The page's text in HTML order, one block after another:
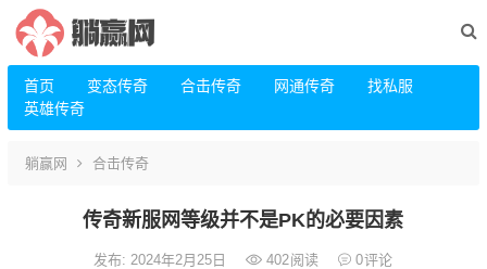
首页 变态传奇 合击传奇 网通传奇
找私服
英雄传奇
躺赢网 合击传奇
传奇新服网等级并不是PK的必要因素
发布: 2024年2月25日 402阅读 0评论